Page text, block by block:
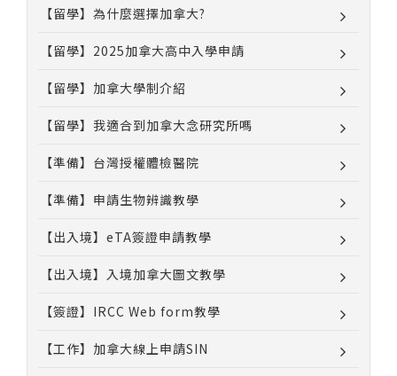
【留學】為什麼選擇加拿大?
【留學】2025加拿大高中入學申請
【留學】加拿大學制介紹
【留學】我適合到加拿大念研究所嗎
【準備】台灣授權體檢醫院
【準備】申請生物辨識教學
【出入境】eTA簽證申請教學
【出入境】入境加拿大圖文教學
【簽證】IRCC Web form教學
【工作】加拿大線上申請SIN